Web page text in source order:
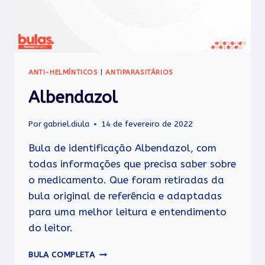
ANTI-HELMÍNTICOS |ANTIPARASITÁRIOS
Albendazol
Porgabriel.diula 14 de fevereiro de 2022
Bula de identificação Albendazol, com
todas informações que precisa saber sobre
o medicamento. Que foram retiradas da
bula original de referência e adaptadas
para uma melhor leitura e entendimento
do leitor.
BULA COMPLETA ALBENDAZOL